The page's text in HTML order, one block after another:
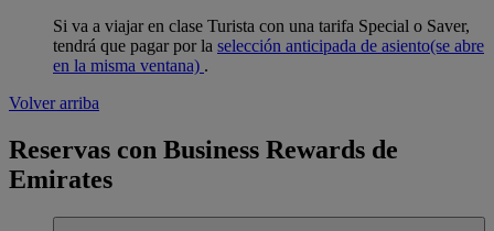
Si va a viajar en clase Turista con una tarifa Special o Saver,
tendrá que pagar por la selección anticipada de asiento(se abre
en la misma ventana) .
Volver arriba
Reservas con Business Rewards de
Emirates